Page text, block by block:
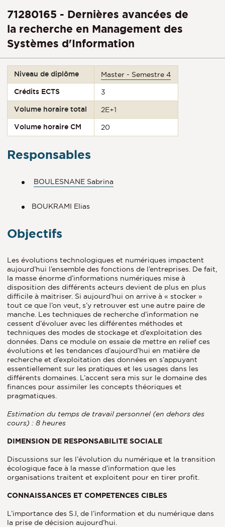
71280165 - Dernières avancées de
la recherche en Management des
Systèmes d'Information
Niveau de diplôme Master - Semestre 4
Crédits ECTS 3
Volume horaire total 2E+1
Volume horaire CM 20
Responsables
BOULESNANE Sabrina
BOUKRAMI Elias
Objectifs
Les évolutions technologiques et numériques impactent
aujourd’hui l’ensemble des fonctions de l’entreprises. De fait,
la masse énorme d’informations numériques mise à
disposition des différents acteurs devient de plus en plus
difficile à maitriser. Si aujourd’hui on arrive à « stocker »
tout ce que l’on veut, s’y retrouver est une autre paire de
manche. Les techniques de recherche d’information ne
cessent d’évoluer avec les différentes méthodes et
techniques des modes de stockage et d’exploitation des
données. Dans ce module on essaie de mettre en relief ces
évolutions et les tendances d’aujourd’hui en matière de
recherche et d’exploitation des données en s’appuyant
essentiellement sur les pratiques et les usages dans les
différents domaines. L’accent sera mis sur le domaine des
finances pour assimiler les concepts théoriques et
pragmatiques.
Estimation du temps de travail personnel (en dehors des
cours) : 8 heures
DIMENSION DE RESPONSABILITE SOCIALE
Discussions sur les l’évolution du numérique et la transition
écologique face à la masse d’information que les
organisations traitent et exploitent pour en tirer profit.
CONNAISSANCES ET COMPETENCES CIBLES
L’importance des S.I, de l’information et du numérique dans
la prise de décision aujourd’hui.